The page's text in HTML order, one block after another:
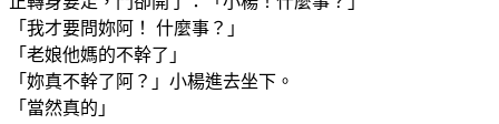
「我才要問妳阿！ 什麼事？」
「老娘他媽的不幹了」
「妳真不幹了阿？」小楊進去坐下。
「當然真的」